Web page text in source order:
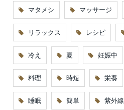
マタメシ マッサージ
リラックス レシピ
冷え 夏 妊娠中
料理 時短 栄養
睡眠 簡単 紫外線